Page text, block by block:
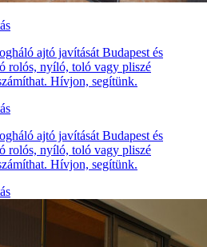
ajtó javítását Budapest és
rolós, nyíló, toló vagy pliszé
Hívjon, segítünk.
ajtó javítását Budapest és
rolós, nyíló, toló vagy pliszé
Hívjon, segítünk.